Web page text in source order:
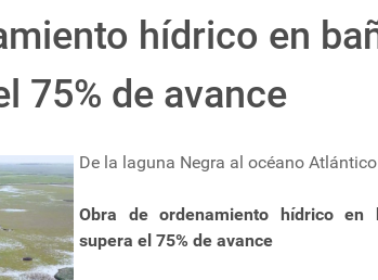
hídrico en
75% de avance
De la laguna Negra al océano Atlántico
Obra de ordenamiento hídrico en
supera el 75% de avance